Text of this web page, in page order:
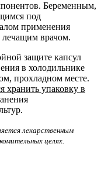
Беременным,
под
применения
лечащим врачом.
защите капсул
в холодильнике
прохладном месте.
хранить упаковку в
лекарственным
целях.